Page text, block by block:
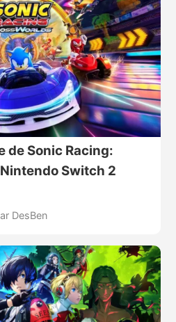
de Sonic Racing:
Switch 2
DesBen